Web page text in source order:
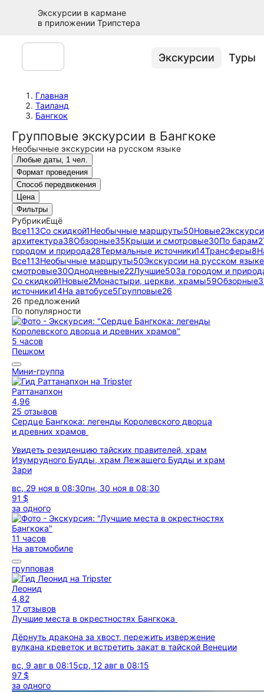
Экскурсии в кармане
в приложении Трипстера
Экскурсии Туры
Главная
Таиланд
Бангкок
Групповые экскурсии в Бангкоке
Необычные экскурсии на русском языке
Любые даты, 1 чел.
Формат проведения
Способ передвижения
Цена
Фильтры
РубрикиЕщё
Все113Со скидкой1Необычные маршруты50Новые2
архитектура38Обзорные35Крыши и смотровые30По барам
городом и природа28Термальные источники14Трансферы8
Все113Необычные маршруты50Экскурсии на русском языке
смотровые30Однодневные22Лучшие50За городом и
Со скидкой1Новые2Монастыри, церкви, храмы59Обзорные
источники14На автобусе5Групповые26
26 предложений
По популярности
5 часов
Пешком
Мини-группа
Раттанапхон
4,96
25 отзывов
Сердце Бангкока: легенды Королевского дворца
и древних храмов
Увидеть резиденцию тайских правителей, храм
Изумрудного Будды, храм Лежащего Будды и храм
Зари
вс, 29 ноя в 08:30пн, 30 ноя в 08:30
91 $
за одного
11 часов
На автомобиле
групповая
Леонид
4,82
17 отзывов
Лучшие места в окрестностях Бангкока
Дёрнуть дракона за хвост, пережить извержение
вулкана креветок и встретить закат в тайской Венеции
вс, 9 авг в 08:15ср, 12 авг в 08:15
97 $
за одного